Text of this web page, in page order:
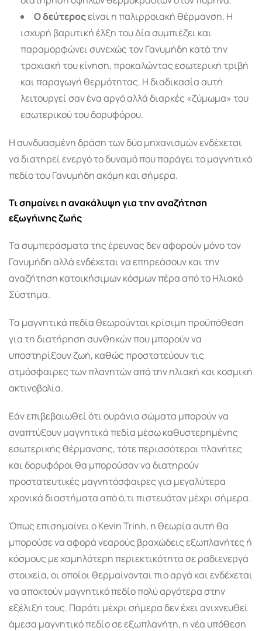
Ο δεύτεροςείναι η παλιρροιακή θέρμανση. Η
ισχυρή βαρυτική έλξη του Δία συμπιέζει και
παραμορφώνει συνεχώς τον Γανυμήδη κατά την
τροχιακή του κίνηση, προκαλώντας εσωτερική τριβή
και παραγωγή θερμότητας. Η διαδικασία αυτή
λειτουργεί σαν ένα αργό αλλά διαρκές «ζύμωμα» του
εσωτερικού του δορυφόρου.
Η συνδυασμένη δράση των δύο μηχανισμών ενδέχεται
να διατηρεί ενεργό το δυναμό που παράγει το μαγνητικό
πεδίο του Γανυμήδη ακόμη και σήμερα.
Τι σημαίνει η ανακάλυψη για την αναζήτηση
εξωγήινης ζωής
Τα συμπεράσματα της έρευνας δεν αφορούν μόνο τον
Γανυμήδη αλλά ενδέχεται να επηρεάσουν και την
αναζήτηση κατοικήσιμων κόσμων πέρα από το Ηλιακό
Σύστημα.
Τα μαγνητικά πεδία θεωρούνται κρίσιμη προϋπόθεση
για τη διατήρηση συνθηκών που μπορούν να
υποστηρίξουν ζωή, καθώς προστατεύουν τις
ατμόσφαιρες των πλανητών από την ηλιακή και κοσμική
ακτινοβολία.
Εάν επιβεβαιωθεί ότι ουράνια σώματα μπορούν να
αναπτύξουν μαγνητικά πεδία μέσω καθυστερημένης
εσωτερικής θέρμανσης, τότε περισσότεροι πλανήτες
και δορυφόροι θα μπορούσαν να διατηρούν
προστατευτικές μαγνητόσφαιρες για μεγαλύτερα
χρονικά διαστήματα από ό,τι πιστευόταν μέχρι σήμερα.
Όπως επισημαίνει ο Kevin Trinh, η θεωρία αυτή θα
μπορούσε να αφορά νεαρούς βραχώδεις εξωπλανήτες ή
κόσμους με χαμηλότερη περιεκτικότητα σε ραδιενεργά
στοιχεία, οι οποίοι θερμαίνονται πιο αργά και ενδέχεται
να αποκτούν μαγνητικό πεδίο πολύ αργότερα στην
εξέλιξή τους. Παρότι μέχρι σήμερα δεν έχει ανιχνευθεί
άμεσα μαγνητικό πεδίο σε εξωπλανήτη, η νέα υπόθεση